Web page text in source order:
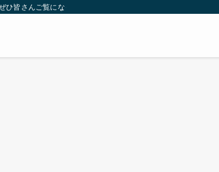
皆さんご覧になっていってください。